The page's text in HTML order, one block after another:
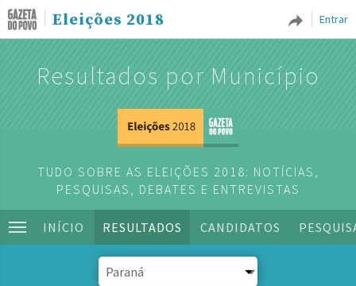
Entrar
Eleições 2018
Resultados por Município
TUDO SOBRE AS ELEIÇÕES 2018: NOTÍCIAS,
PESQUISAS, DEBATES E ENTREVISTAS
INÍCIO RESULTADOS CANDIDATOS